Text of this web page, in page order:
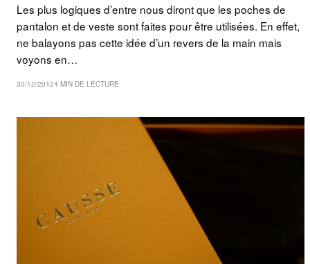
Les plus logiques d’entre nous diront que les poches de
pantalon et de veste sont faites pour être utilisées. En effet,
ne balayons pas cette idée d’un revers de la main mais
voyons en…
30/12/20124 MIN DE LECTURE